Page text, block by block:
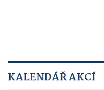
KALENDÁŘ AKCÍ